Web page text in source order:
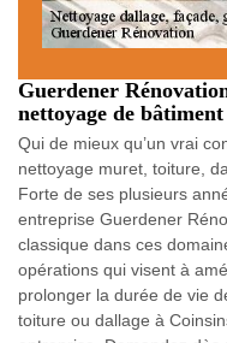
Guerdener
nettoyage de bâtiment
Qui de mieux qu’un vrai
nettoyage muret, toiture,
Forte de ses plusieurs
entreprise Guerdener
classique dans ces
opérations qui visent à
prolonger la durée de vie
toiture ou dallage à